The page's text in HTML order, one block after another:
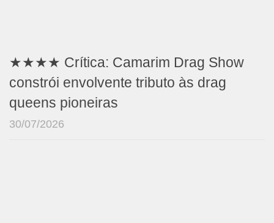
★★★★ Crítica: Camarim Drag Show
constrói envolvente tributo às drag
queens pioneiras
30/07/2026